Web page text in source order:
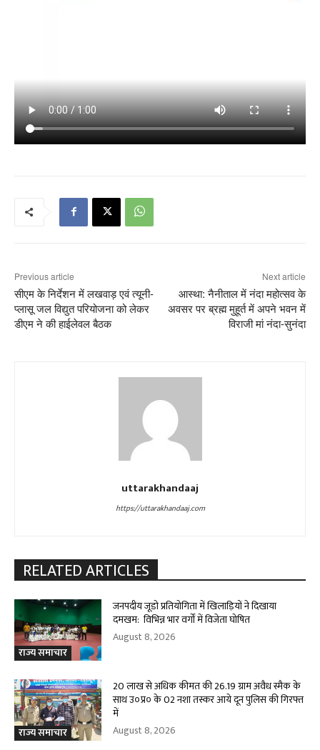
Previous article
सीएम के निर्देशन में लखवाड़ एवं त्यूनी-
प्लासू जल विद्युत परियोजना को लेकर
डीएम ने की हाईलेवल बैठक
Next article
आस्था: नैनीताल में नंदा महोत्सव के
अवसर पर ब्रह्म मुहूर्त में अपने भवन में
विराजी मां नंदा-सुनंदा
uttarakhandaaj
https://uttarakhandaaj.com
RELATED ARTICLES
राज्य समाचार
जनपदीय जूडो प्रतियोगिता में खिलाड़ियों ने दिखाया
दमखम: विभिन्न भार वर्गों में विजेता घोषित
August 8, 2026
राज्य समाचार
20 लाख से अधिक कीमत की 26.19 ग्राम अवैध स्मैक के
साथ उ०प्र० के 02 नशा तस्कर आये दून पुलिस की गिरफ्त
में
August 8, 2026